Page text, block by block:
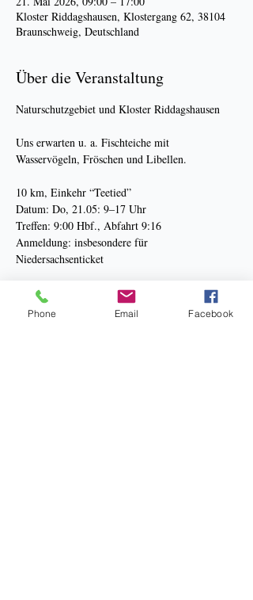
Kloster Riddagshausen, Klostergang 62, 38104
Braunschweig, Deutschland
Über die Veranstaltung
Naturschutzgebiet und Kloster Riddagshausen
Uns erwarten u. a. Fischteiche mit
Wasservögeln, Fröschen und Libellen.
10 km, Einkehr “Teetied”
Datum: Do, 21.05: 9–17 Uhr
Treffen: 9:00 Hbf., Abfahrt 9:16
Anmeldung: insbesondere für
Niedersachsenticket
Mehr anzeigen
Phone Email Facebook